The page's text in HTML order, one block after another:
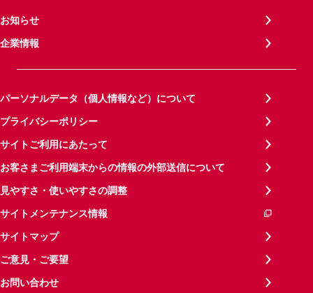
お知らせ
企業情報
パーソナルデータ（個人情報など）について
プライバシーポリシー
サイトご利用にあたって
お客さまご利用端末からの情報の外部送信について
見やすさ・使いやすさの調整
サイトメンテナンス情報
サイトマップ
ご意見・ご要望
お問い合わせ